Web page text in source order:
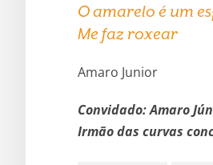
O amarelo é um
Me faz roxear
Amaro Junior
Convidado: Amaro
Irmão das curvas